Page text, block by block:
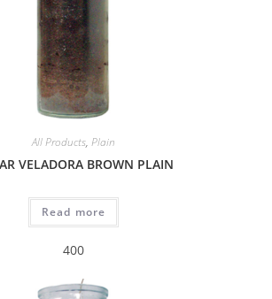
All Products, Plain
VELADORA BROWN PLAIN
Read more
400